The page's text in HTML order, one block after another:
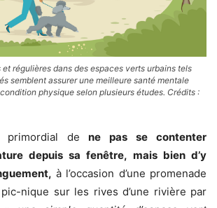
régulières dans des espaces verts urbains tels
semblent assurer une meilleure santé mentale
physique selon plusieurs études. Crédits :
primordial dene pas se contenter
depuis sa fenêtre, mais bien d’y
à l’occasion d’une promenade
nique sur les rives d’une rivière par